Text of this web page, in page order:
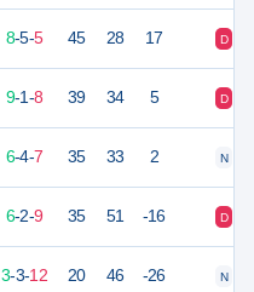
8-5-5 45 28 17 D
9-1-8 39 34 5 D
6-4-7 35 33 2 N
6-2-9 35 51 -16 D
3-3-12 20 46 -26 N